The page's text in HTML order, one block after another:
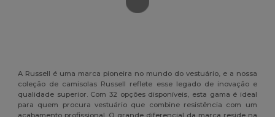
A Russell é uma marca pioneira no mundo do vestuário, e a nossa
coleção de camisolas Russell reflete esse legado de inovação e
qualidade superior. Com 32 opções disponíveis, esta gama é ideal
para quem procura vestuário que combine resistência com um